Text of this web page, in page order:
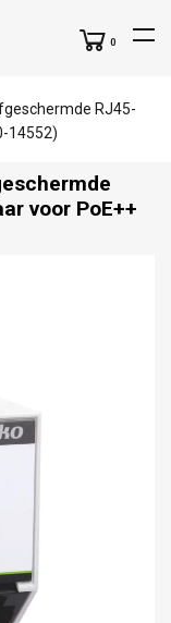
0
RJ45-
14552)
voor PoE++